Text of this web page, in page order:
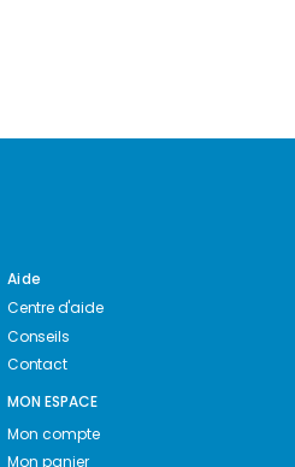
Aide
Centre d'aide
Conseils
Contact
MON ESPACE
Mon compte
Mon panier